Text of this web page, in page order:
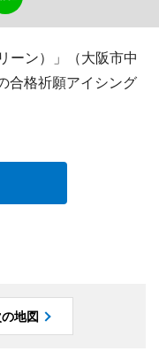
ーン）」（大阪市中
合格祈願アイシング
地図